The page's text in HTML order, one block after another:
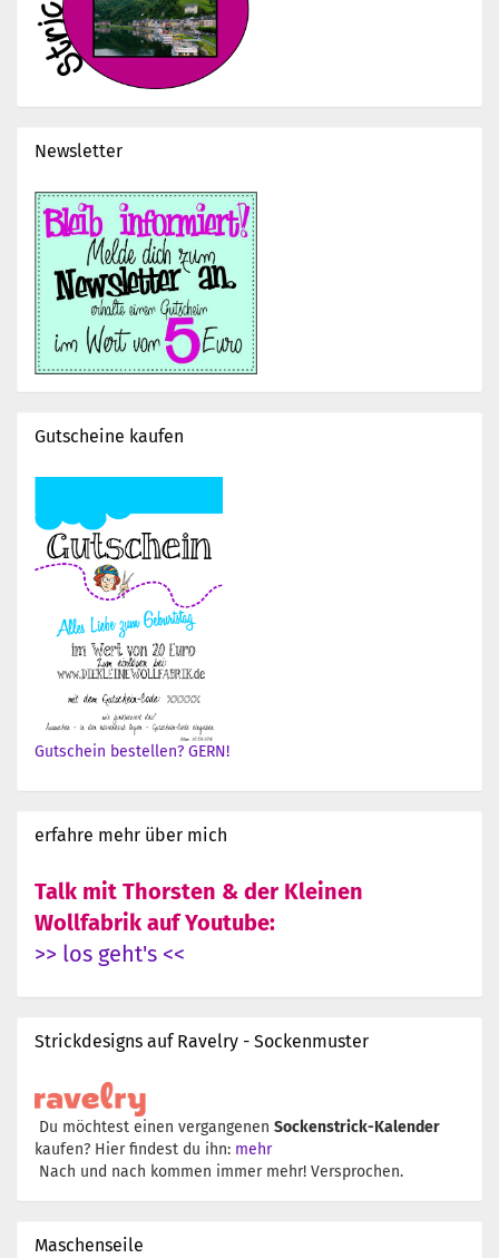
Newsletter
Gutscheine kaufen
Gutschein bestellen? GERN!
erfahre mehr über mich
Talk mit Thorsten & der Kleinen
Wollfabrik auf Youtube:
>> los geht's <<
Strickdesigns auf Ravelry - Sockenmuster
Du möchtest einen vergangenen Sockenstrick-Kalender
kaufen? Hier findest du ihn: mehr
Nach und nach kommen immer mehr! Versprochen.
Maschenseile